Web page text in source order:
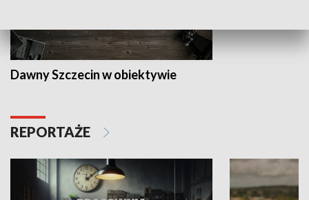
Dawny Szczecin w obiektywie
REPORTAŻE